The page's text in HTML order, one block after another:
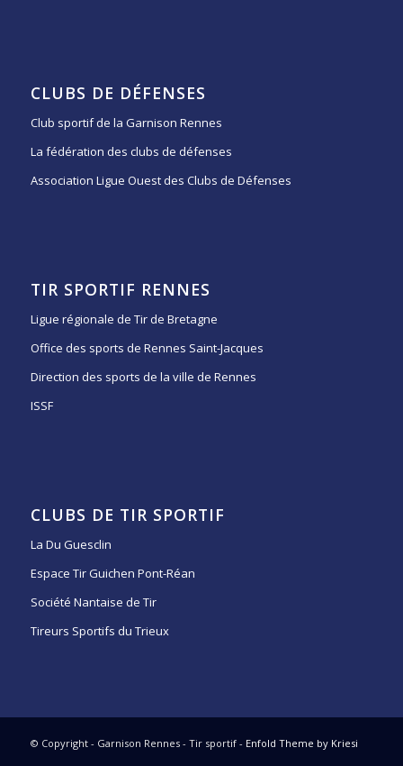
CLUBS DE DÉFENSES
Club sportif de la Garnison Rennes
La fédération des clubs de défenses
Association Ligue Ouest des Clubs de Défenses
TIR SPORTIF RENNES
Ligue régionale de Tir de Bretagne
Office des sports de Rennes Saint-Jacques
Direction des sports de la ville de Rennes
ISSF
CLUBS DE TIR SPORTIF
La Du Guesclin
Espace Tir Guichen Pont-Réan
Société Nantaise de Tir
Tireurs Sportifs du Trieux
© Copyright - Garnison Rennes - Tir sportif - Enfold Theme by Kriesi